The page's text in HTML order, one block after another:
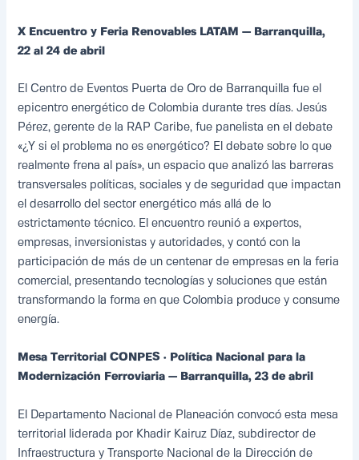
X Encuentro y Feria Renovables LATAM — Barranquilla,
22 al 24 de abril
El Centro de Eventos Puerta de Oro de Barranquilla fue el
epicentro energético de Colombia durante tres días. Jesús
Pérez, gerente de la RAP Caribe, fue panelista en el debate
«¿Y si el problema no es energético? El debate sobre lo que
realmente frena al país», un espacio que analizó las barreras
transversales políticas, sociales y de seguridad que impactan
el desarrollo del sector energético más allá de lo
estrictamente técnico. El encuentro reunió a expertos,
empresas, inversionistas y autoridades, y contó con la
participación de más de un centenar de empresas en la feria
comercial, presentando tecnologías y soluciones que están
transformando la forma en que Colombia produce y consume
energía.
Mesa Territorial CONPES · Política Nacional para la
Modernización Ferroviaria — Barranquilla, 23 de abril
El Departamento Nacional de Planeación convocó esta mesa
territorial liderada por Khadir Kairuz Díaz, subdirector de
Infraestructura y Transporte Nacional de la Dirección de